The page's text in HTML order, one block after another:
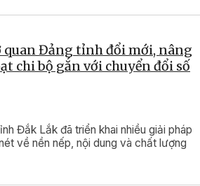
quan Đảng tỉnh đổi mới, nâng
chi bộ gắn với chuyển đổi số
Đắk Lắk đã triển khai nhiều giải pháp
về nền nếp, nội dung và chất lượng